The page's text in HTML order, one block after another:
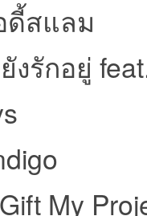
ดี้สแลม
งรักอยู่
My